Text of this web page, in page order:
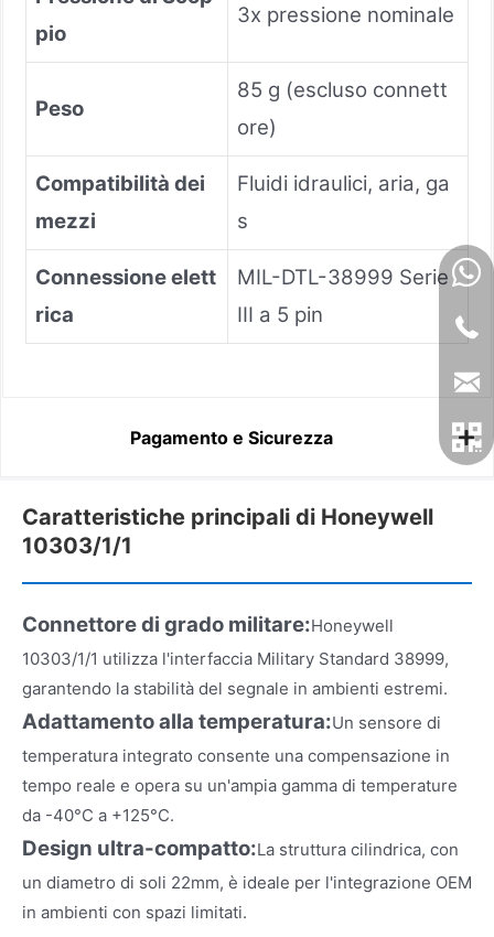
pio
3x pressione nominale
Peso
85 g (escluso connett
ore)
Compatibilità dei
mezzi
Fluidi idraulici, aria, ga
s
Connessione elett
rica
MIL-DTL-38999 Serie
III a 5 pin
Pagamento e Sicurezza
Caratteristiche principali di Honeywell
10303/1/1
Connettore di grado militare:Honeywell
10303/1/1 utilizza l'interfaccia Military Standard 38999,
garantendo la stabilità del segnale in ambienti estremi.
Adattamento alla temperatura:Un sensore di
temperatura integrato consente una compensazione in
tempo reale e opera su un'ampia gamma di temperature
da -40°C a +125°C.
Design ultra-compatto:La struttura cilindrica, con
un diametro di soli 22mm, è ideale per l'integrazione OEM
in ambienti con spazi limitati.